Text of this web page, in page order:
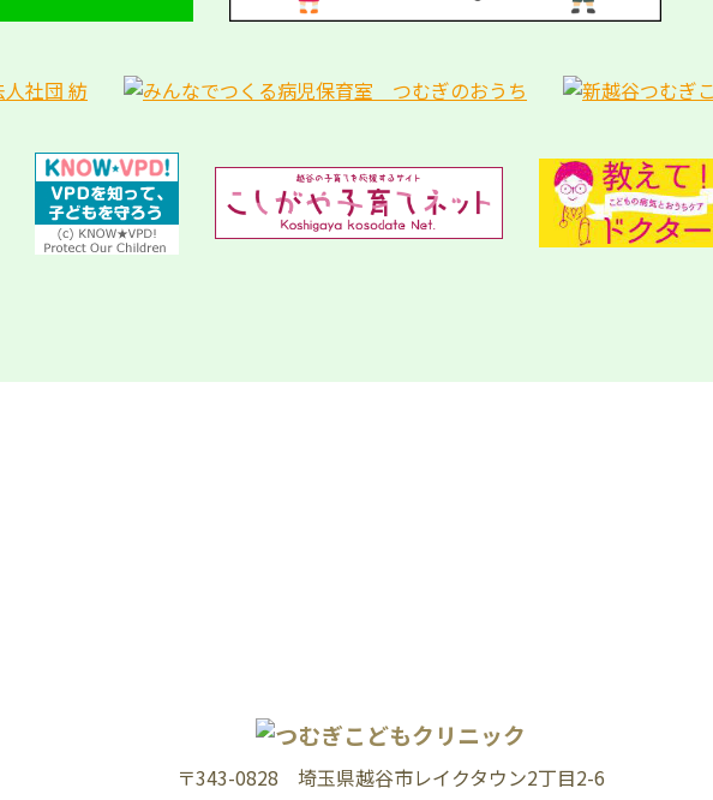
〒343-0828 埼玉県越谷市レイクタウン2丁目2-6